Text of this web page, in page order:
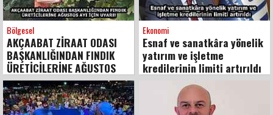
Bölgesel
AKÇAABAT ZİRAAT ODASI
BAŞKANLIĞINDAN FINDIK
ÜRETİCİLERİNE AĞUSTOS
AYI İÇİN UYARI!
Ekonomi
Esnaf ve sanatkâra yönelik
yatırım ve işletme
kredilerinin limiti artırıldı